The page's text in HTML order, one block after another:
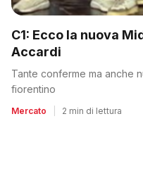
C1: Ecco la nuova
Accardi
Tante conferme ma anche
fiorentino
Mercato 2 min di lettura